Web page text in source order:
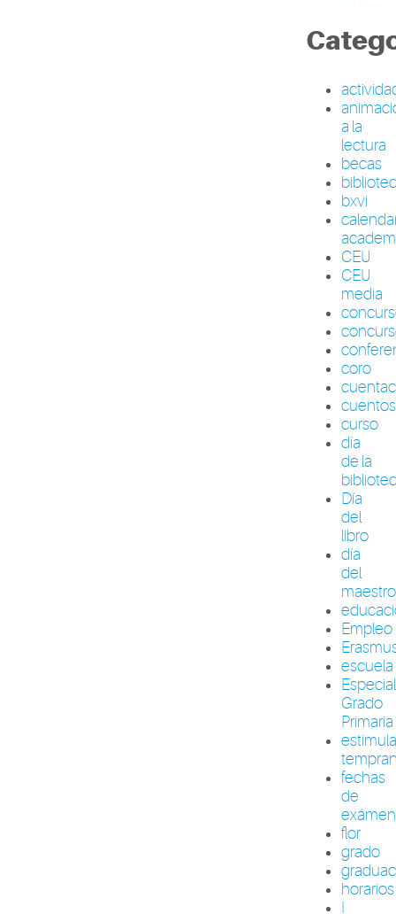
a la
lectura
becas
bxvi
CEU
CEU
media
coro
cuentos
curso
día
de la
Día
del
libro
día
del
maestro
Empleo
escuela
Grado
Primaria
fechas
de
flor
grado
horarios
I